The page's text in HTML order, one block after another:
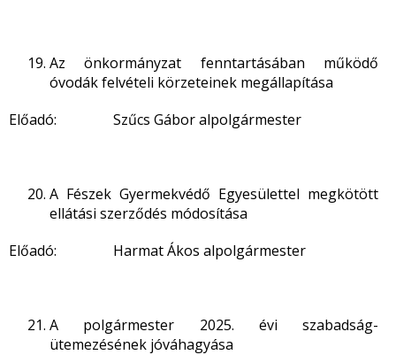
Az önkormányzat fenntartásában működő
óvodák felvételi körzeteinek megállapítása
Előadó: Szűcs Gábor alpolgármester
A Fészek Gyermekvédő Egyesülettel megkötött
ellátási szerződés módosítása
Előadó: Harmat Ákos alpolgármester
A polgármester 2025. évi szabadság-
ütemezésének jóváhagyása